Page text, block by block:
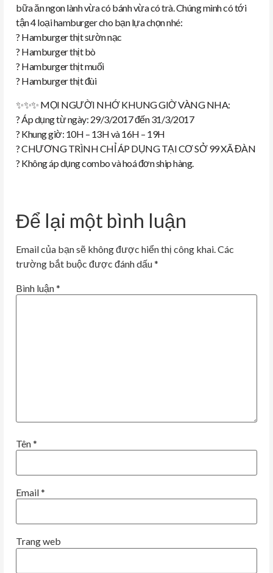
bữa ăn ngon lành vừa có bánh vừa có trà. Chúng mình có tới
tận 4 loại hamburger cho bạn lựa chọn nhé:
? Hamburger thịt sườn nạc
? Hamburger thịt bò
? Hamburger thịt muối
? Hamburger thịt đùi
✨✨✨ MỌI NGƯỜI NHỚ KHUNG GIỜ VÀNG NHA:
? Áp dụng từ ngày: 29/3/2017 đến 31/3/2017
? Khung giờ: 10H – 13H và 16H – 19H
?CHƯƠNG TRÌNH CHỈ ÁP DỤNG TẠI CƠ SỞ 99 XÃ ĐÀN
? Không áp dụng combo và hoá đơn ship hàng.
Để lại một bình luận
Email của bạn sẽ không được hiển thị công khai.Các
trường bắt buộc được đánh dấu*
Bình luận*
Tên*
Email*
Trang web